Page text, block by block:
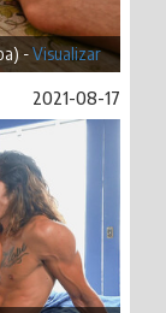
-Visualizar
2021-08-17